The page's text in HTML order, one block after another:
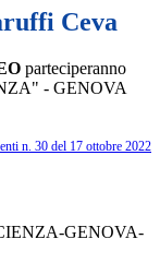
Ceva
parteciperanno
- GENOVA
n. 30 del 17 ottobre 2022
GENOVA-